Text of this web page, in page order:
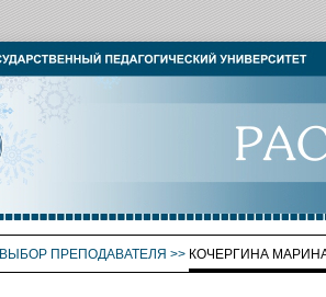
ВЫБОР ПРЕПОДАВАТЕЛЯ >> КОЧЕРГИНА